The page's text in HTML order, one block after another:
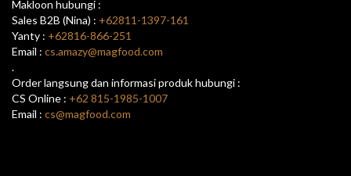
Makloon hubungi :
Sales B2B (Nina) : +62811-1397-161
Yanty : +62816-866-251
Email : cs.amazy@magfood.com
.
Order langsung dan informasi produk hubungi :
CS Online : +62 815-1985-1007
Email : cs@magfood.com